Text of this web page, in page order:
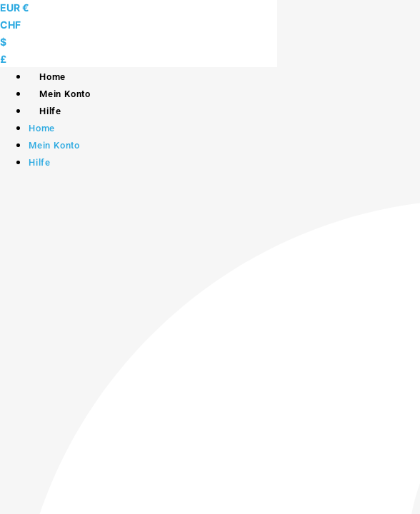
Skip
to
content
EUR €
CHF
$
£
Home
Mein Konto
Hilfe
Home
Mein Konto
Hilfe